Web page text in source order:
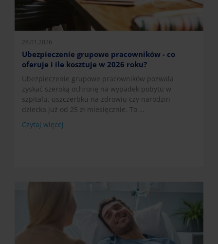
28.01.2026
Ubezpieczenie grupowe pracowników - co
oferuje i ile kosztuje w 2026 roku?
Ubezpieczenie grupowe pracowników pozwala
zyskać szeroką ochronę na wypadek pobytu w
szpitalu, uszczerbku na zdrowiu czy narodzin
dziecka już od 25 zł miesięcznie. To …
Czytaj więcej